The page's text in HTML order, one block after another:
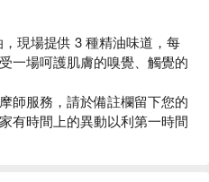
現場提供 3 種精油味道，每
一場呵護肌膚的嗅覺、觸覺的
師服務，請於備註欄留下您的
有時間上的異動以利第一時間